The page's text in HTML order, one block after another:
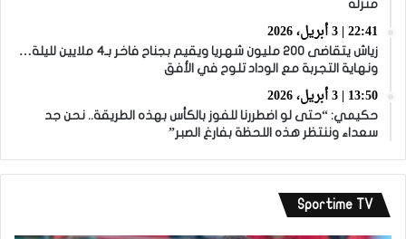
منزله
22:41 | 3 أبريل، 2026
زياش يتقاضى 200 مليون شهريا ويقيم بجناح فاخر بـ4 ملايين لليلة…
ونهاية التجربة مع الوداد تلوح في الأفق
13:50 | 3 أبريل، 2026
حكيمي: “حتى لو اضطررنا للفوز بالكأس بهذه الطريقة.. نحن جد
سعداء وننتظر هذه اللحظة بفارغ الصبر”
Sportime TV